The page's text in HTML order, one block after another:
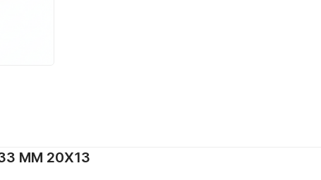
ММ 20Х13